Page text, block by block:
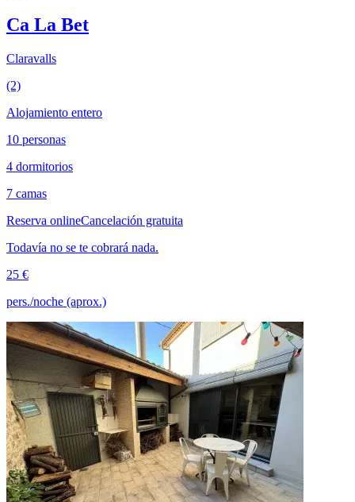
Ca La Bet
Claravalls
(2)
Alojamiento entero
10 personas
4 dormitorios
7 camas
Reserva onlineCancelación gratuita
Todavía no se te cobrará nada.
25 €
pers./noche (aprox.)